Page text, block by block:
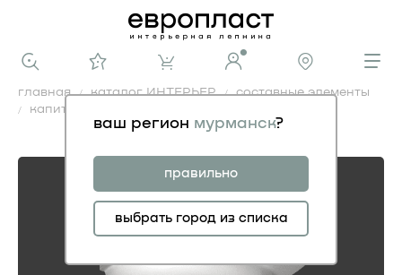
ваш регион мурманск?
правильно
выбрать город из списка
главная каталог ИНТЕРЬЕР
составные элементы
капитель 1.15.002
капитель 1.15.002